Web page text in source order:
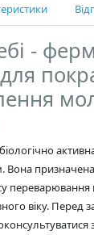
-
Вона
віку. Перед